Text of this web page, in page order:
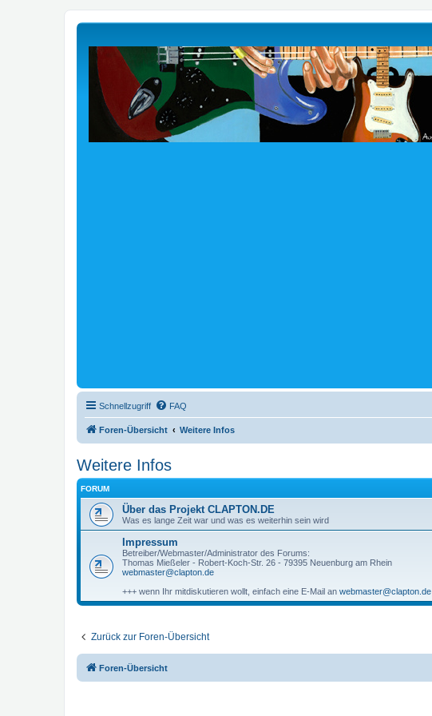
Schnellzugriff FAQ
Foren-Übersicht Weitere Infos
Weitere Infos
FORUM
Über das Projekt CLAPTON.DE
Was es lange Zeit war und was es weiterhin sein wird
Impressum
Betreiber/Webmaster/Administrator des Forums:
Thomas Mießeler - Robert-Koch-Str. 26 - 79395 Neuenburg am Rhein
webmaster@clapton.de
+++ wenn Ihr mitdiskutieren wollt, einfach eine E-Mail an webmaster@clapton.de
Zurück zur Foren-Übersicht
Foren-Übersicht